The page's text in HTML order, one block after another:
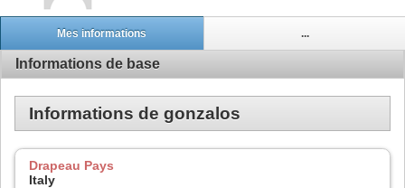
Mes informations ...
Informations de base
Informations de gonzalos
Drapeau Pays
Italy